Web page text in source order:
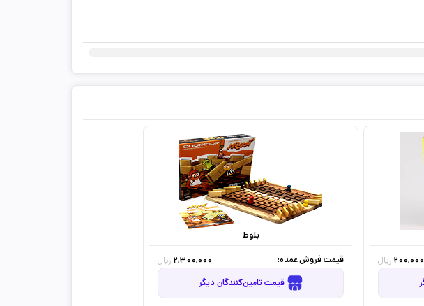
200,000 ریال
بلوط
قیمت فروش عمده:
2,300,000 ریال
قیمت تامین‌کنندگان دیگر